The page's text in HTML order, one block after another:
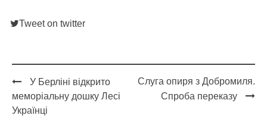
Tweet on twitter
Post
navigation
У Берліні відкрито
меморіальну дошку Лесі
Українці
Слуга опиря з Добромиля.
Спроба переказу